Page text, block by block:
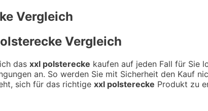
Vergleich
Vergleich
das xxl polsterecke kaufen auf jeden Fall für Sie
an. So werden Sie mit Sicherheit den Kauf
sich für das richtige xxl polsterecke Produkt zu